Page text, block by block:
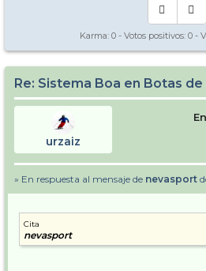
Karma: 0 - Votos positivos: 0 -
Re: Sistema Boa en Botas
urzaiz
» En respuesta al mensaje de nevasport
Cita
nevasport